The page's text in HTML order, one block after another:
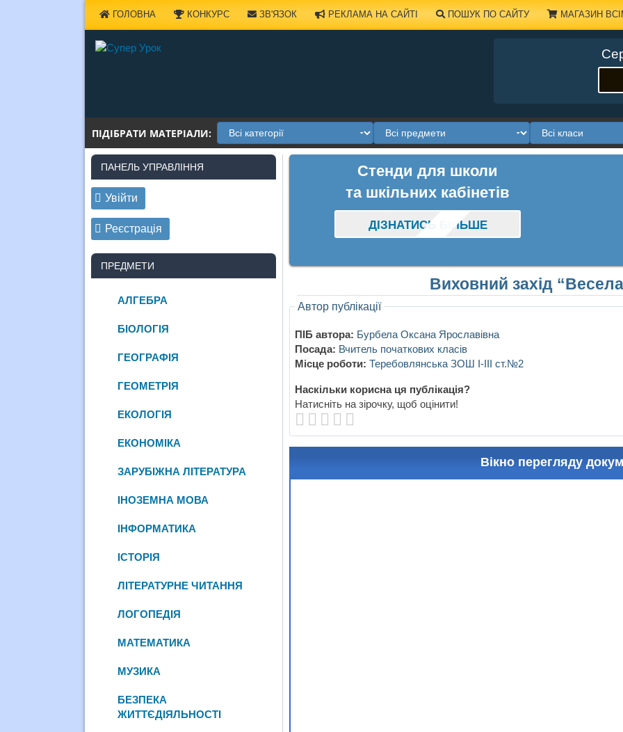
ГОЛОВНА КОНКУРС ЗВ'ЯЗОК РЕКЛАМА НА САЙТІ ПОШУК ПО САЙТУ МАГАЗИН
ПІДІБРАТИ МАТЕРІАЛИ:
Стенди для школи
та шкільних кабінетів
ДІЗНАТИСЬ БІЛЬШЕ
Виховний захід
Автор публікації
ПІБ автора: Бурбела Оксана Ярославівна
Посада: Вчитель початкових класів
Місце роботи: Теребовлянська ЗОШ I-III ст.№2
Наскільки корисна ця публікація?
Натисніть на зірочку, щоб оцінити!
Вікно перегляду
ПАНЕЛЬ УПРАВЛІННЯ
Увійти
Реєстрація
ПРЕДМЕТИ
АЛГЕБРА
БІОЛОГІЯ
ГЕОГРАФІЯ
ГЕОМЕТРІЯ
ЕКОЛОГІЯ
ЕКОНОМІКА
ЗАРУБІЖНА ЛІТЕРАТУРА
ІНОЗЕМНА МОВА
ІНФОРМАТИКА
ІСТОРІЯ
ЛІТЕРАТУРНЕ ЧИТАННЯ
ЛОГОПЕДІЯ
МАТЕМАТИКА
МУЗИКА
БЕЗПЕКА
ЖИТТЄДІЯЛЬНОСТІ